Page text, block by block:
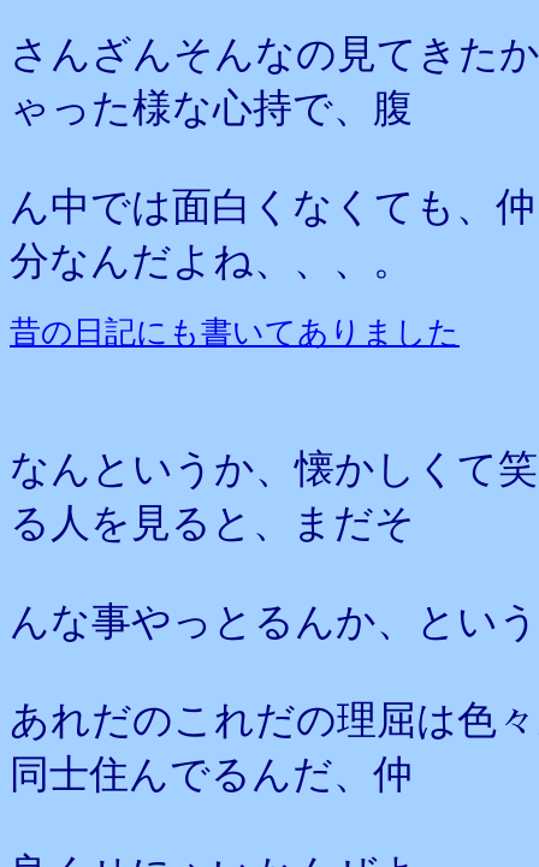
さんざんそんなの見てきた
ゃった様な心持で、腹
ん中では面白くなくても、
分なんだよね、、、。
昔の日記にも書いてありました
なんというか、懐かしくて
る人を見ると、まだそ
んな事やっとるんか、とい
あれだのこれだの理屈は色
同士住んでるんだ、仲